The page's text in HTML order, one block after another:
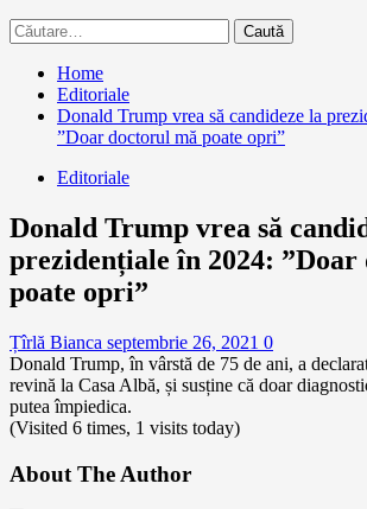
Caută
după:
Home
Editoriale
Donald Trump vrea să candideze la
”Doar doctorul mă poate opri”
Editoriale
Donald Trump vrea să
prezidențiale în 2024:
poate opri”
Țîrlă Bianca septembrie 26, 2021 0
Donald Trump, în vârstă de 75 de ani, a
revină la Casa Albă, și susține că doar
putea împiedica.
(Visited 6 times, 1 visits today)
About The Author